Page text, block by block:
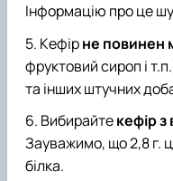
Інформацію про це
Кефірне повинен
фруктовий сироп і
та інших штучних
Вибирайтекефір
Зауважимо, що 2,8 г.
білка.